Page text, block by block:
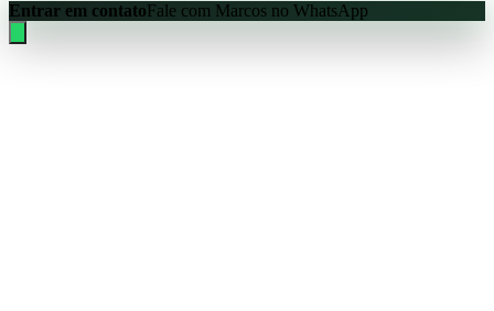
Entrar em contatoFale com Marcos no WhatsApp